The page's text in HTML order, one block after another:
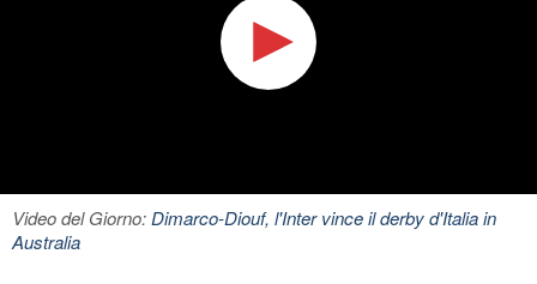
Video del Giorno:Dimarco-Diouf, l'Inter vince il derby d'Italia in
Australia